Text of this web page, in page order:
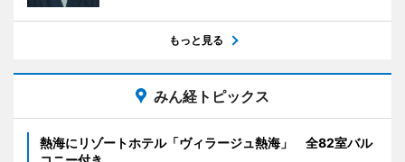
もっと見る
みん経トピックス
熱海にリゾートホテル「ヴィラージュ熱海」 全82室バル